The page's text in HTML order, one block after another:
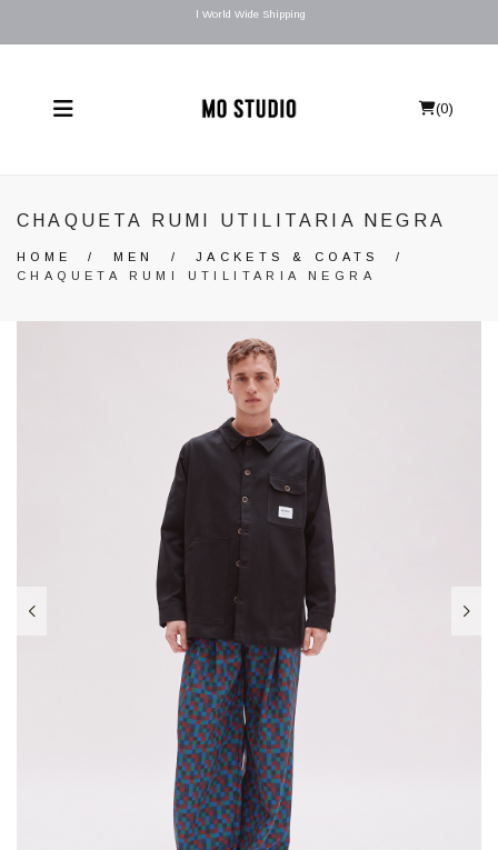
l World Wide Shipping
(0)
CHAQUETA RUMI UTILITARIA NEGRA
HOME / MEN / JACKETS & COATS
/
CHAQUETA RUMI UTILITARIA NEGRA